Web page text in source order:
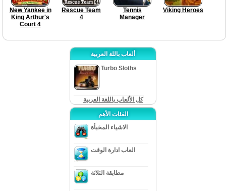
New Yankee in
King Arthur's
Court 4
Rescue Team
4
Tennis
Manager
Viking Heroes
ألعاب باللة العربية
Turbo Sloths
كل الألعاب باللغة العربية
الفئات الأهم
الاشياء المخبأة
العاب ادارة الوقت
مطابقة الثلاثة